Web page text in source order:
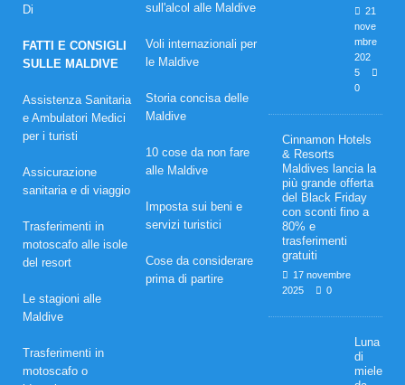
Di
FATTI E CONSIGLI
SULLE MALDIVE
Assistenza Sanitaria
e Ambulatori Medici
per i turisti
Assicurazione
sanitaria e di viaggio
Trasferimenti in
motoscafo alle isole
del resort
Le stagioni alle
Maldive
Trasferimenti in
motoscafo o
sull'alcol alle Maldive
Voli internazionali per
le Maldive
Storia concisa delle
Maldive
10 cose da non fare
alle Maldive
Imposta sui beni e
servizi turistici
Cose da considerare
prima di partire
21
nove
mbre
202
5
0
Cinnamon Hotels
& Resorts
Maldives lancia la
più grande offerta
del Black Friday
con sconti fino a
80% e
trasferimenti
gratuiti
17 novembre
2025
0
Luna
di
miele